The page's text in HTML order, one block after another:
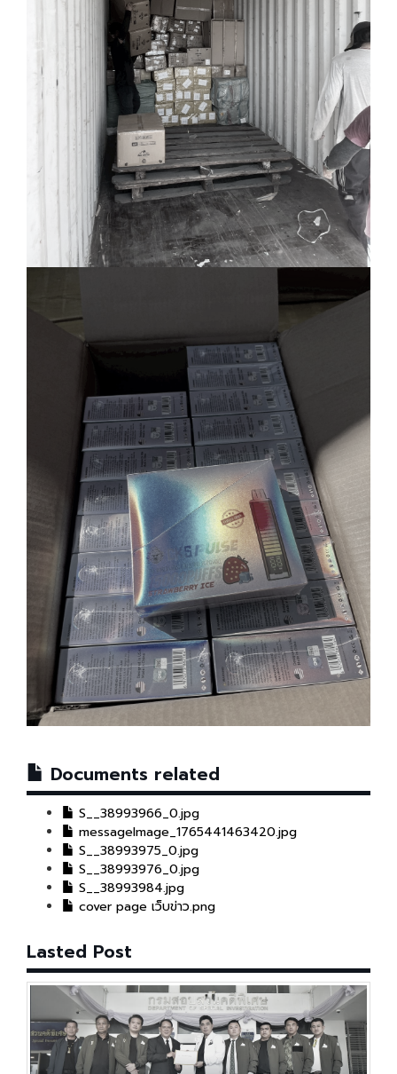
Documents related
S__38993966_0.jpg
messageImage_1765441463420.jpg
S__38993975_0.jpg
S__38993976_0.jpg
S__38993984.jpg
cover page เว็บข่าว.png
Lasted Post